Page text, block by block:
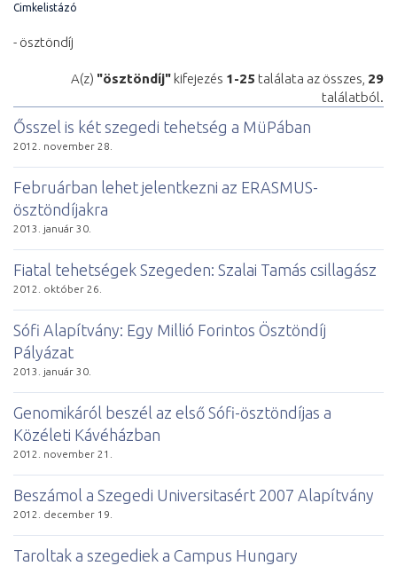
Cimkelistázó
- ösztöndíj
A(z) "ösztöndíj" kifejezés 1-25 találata az összes, 29
találatból.
Ősszel is két szegedi tehetség a MüPában
2012. november 28.
Februárban lehet jelentkezni az ERASMUS-
ösztöndíjakra
2013. január 30.
Fiatal tehetségek Szegeden: Szalai Tamás csillagász
2012. október 26.
Sófi Alapítvány: Egy Millió Forintos Ösztöndíj
Pályázat
2013. január 30.
Genomikáról beszél az első Sófi-ösztöndíjas a
Közéleti Kávéházban
2012. november 21.
Beszámol a Szegedi Universitasért 2007 Alapítvány
2012. december 19.
Taroltak a szegediek a Campus Hungary